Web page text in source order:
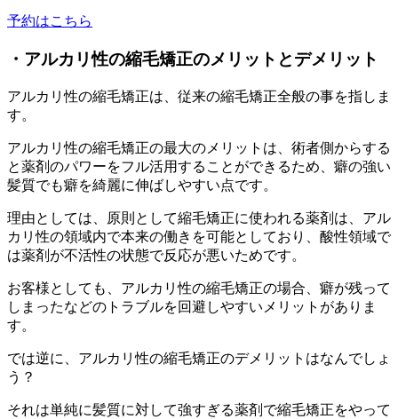
予約はこちら
・アルカリ性の縮毛矯正のメリットとデメリット
アルカリ性の縮毛矯正は、従来の縮毛矯正全般の事を指しま
す。
アルカリ性の縮毛矯正の最大のメリットは、術者側からする
と薬剤のパワーをフル活用することができるため、癖の強い
髪質でも癖を綺麗に伸ばしやすい点です。
理由としては、原則として縮毛矯正に使われる薬剤は、アル
カリ性の領域内で本来の働きを可能としており、酸性領域で
は薬剤が不活性の状態で反応が悪いためです。
お客様としても、アルカリ性の縮毛矯正の場合、癖が残って
しまったなどのトラブルを回避しやすいメリットがありま
す。
では逆に、アルカリ性の縮毛矯正のデメリットはなんでしょ
う？
それは単純に髪質に対して強すぎる薬剤で縮毛矯正をやって